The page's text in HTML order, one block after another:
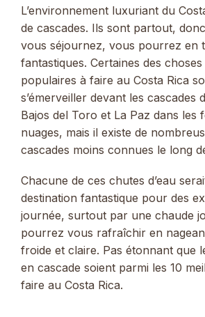
L’environnement luxuriant du
de cascades. Ils sont partout,
vous séjournez, vous pourrez en
fantastiques. Certaines des
populaires à faire au Costa Rica
s’émerveiller devant les cascades
Bajos del Toro et La Paz dans les
nuages, mais il existe de
cascades moins connues le long
Chacune de ces chutes d’eau
destination fantastique pour des
journée, surtout par une chaude
pourrez vous rafraîchir en
froide et claire. Pas étonnant que
en cascade soient parmi les 10
faire au Costa Rica.